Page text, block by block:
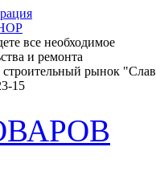
все необходимое
и ремонта
рынок
15